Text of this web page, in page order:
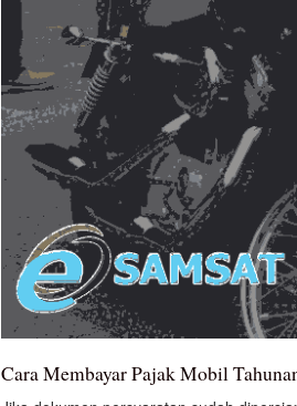
Cara Membayar Pajak Mobil